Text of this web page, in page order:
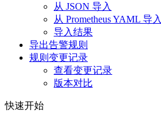
从 JSON 导入
从 Prometheus YAML 导入
导入结果
导出告警规则
规则变更记录
查看变更记录
版本对比
快速开始